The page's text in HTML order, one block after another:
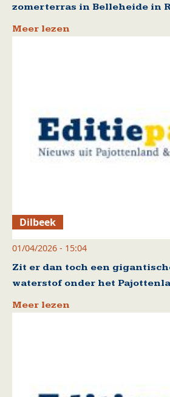
zomerterras in Belleheide in
Meer lezen
Dilbeek
01/04/2026 - 15:04
Zit er dan toch een
waterstof onder het
Meer lezen